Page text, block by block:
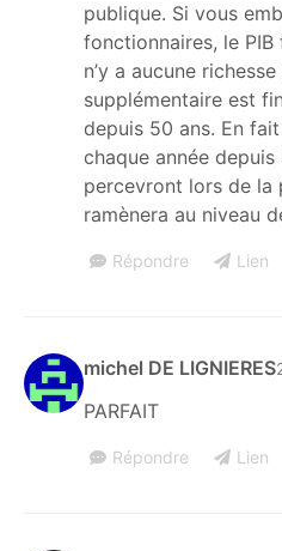
publique. Si vous
fonctionnaires, le PIB
n’y a aucune
supplémentaire est
depuis 50 ans. En
chaque année depuis
percevront lors de la
ramènera au niveau
Répondre Lien
michel DE LIGNIERES
PARFAIT
Répondre Lien